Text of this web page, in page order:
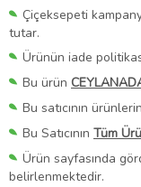
Çiçeksepeti
tutar.
Ürünün iade
Bu ürün
Bu satıcının
Bu Satıcının Tüm
Ürün sayfasında
belirlenmektedir.